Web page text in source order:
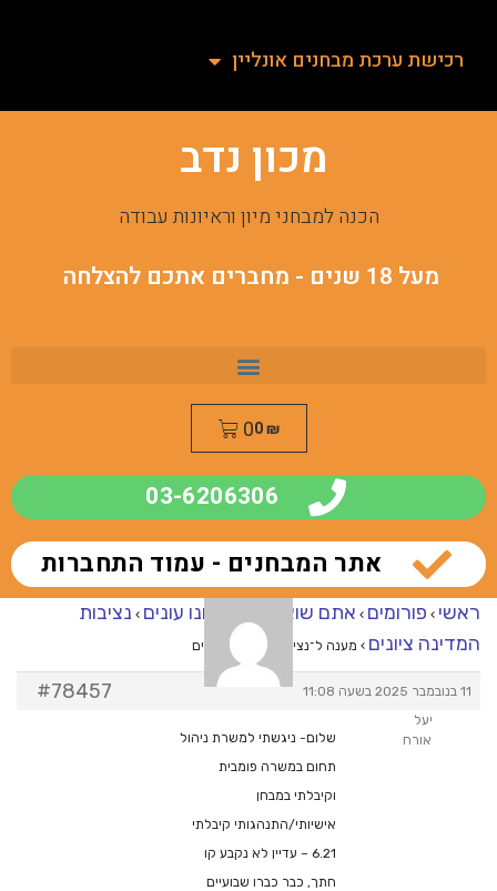
רכישת ערכת מבחנים אונליין
מכון נדב
הכנה למבחני מיון וראיונות עבודה
מעל 18 שנים - מחברים אתכם להצלחה
0₪
0
03-6206306
אתר המבחנים - עמוד התחברות
ראשי › פורומים › אתם שואלים – אנחנו עונים › נציבות
המדינה ציונים › מענה ל־נציבות המדינה ציונים
11 בנובמבר 2025 בשעה 11:08 #78457
יעל
אורח
שלום- ניגשתי למשרת ניהול
תחום במשרה פומבית
וקיבלתי במבחן
אישיותי/התנהגותי קיבלתי
6.21 – עדיין לא נקבע קו
חתך, כבר כברו שבועיים